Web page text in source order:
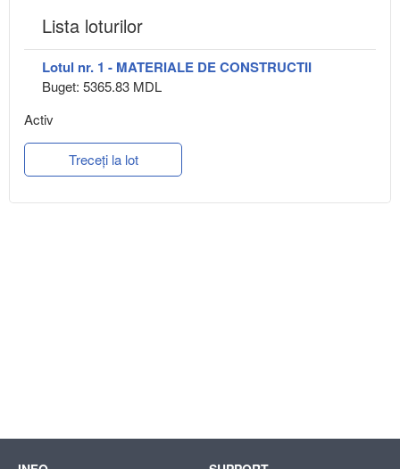
Lista loturilor
Lotul nr. 1 - MATERIALE DE CONSTRUCTII
Buget: 5365.83 MDL
Activ
Treceți la lot